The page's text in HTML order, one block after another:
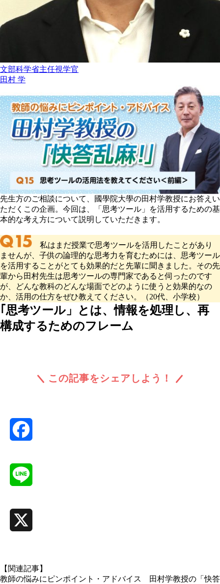
文部科学省主任視学官
田村 学
先生方のご相談について、國學院大學の田村学教授にお答えい
ただくこの企画。今回は、「思考ツール」を活用するための基
本的な考え方について説明していただきます。
私はまだ授業で思考ツールを活用したことがあり
ませんが、子供の論理的な思考力を育むためには、思考ツール
を活用することがとても効果的だと先輩に聞きました。その先
輩から田村先生は思考ツールの専門家であると伺ったのです
が、どんな教科のどんな場面でどのように使うと効果的なの
か、活用の仕方をぜひ教えてください。（20代、小学校）
｢思考ツール」とは、情報を処理し、再
構成するためのフレーム
この記事をシェアしよう！
【関連記事】
教師の悩みにピンポイント・アドバイス 田村学教授の「快答